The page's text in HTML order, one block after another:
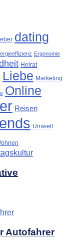
dating
Ergonomie
Heirat
Liebe Marketing
Online
Reisen
Umwelt
Autofahrer